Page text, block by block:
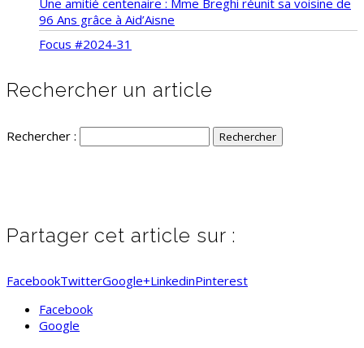
96 Ans grâce à Aid’Aisne
Focus #2024-31
Rechercher un article
Rechercher :
Partager cet article sur :
FacebookTwitterGoogle+LinkedinPinterest
Facebook
Google